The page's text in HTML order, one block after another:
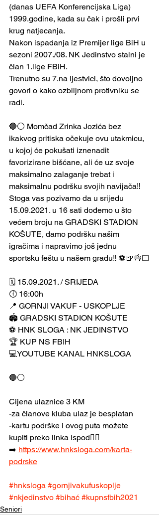
(danas UEFA Konferencijska Liga)
1999.godine, kada su čak i prošli prvi
krug natjecanja.
Nakon ispadanja iz Premijer lige BiH u
sezoni 2007./08. NK Jedinstvo stalni je
član 1.lige FBiH.
Trenutno su 7.na ljestvici, što dovoljno
govori o kako ozbiljnom protivniku se
radi.
🔴⚪ Momčad Zrinka Jozića bez
ikakvog pritiska očekuje ovu utakmicu,
u kojoj će pokušati iznenadit
favorizirane bišćane, ali će uz svoje
maksimalno zalaganje trebat i
maksimalnu podršku svojih navijača‼️
Stoga vas pozivamo da u srijedu
15.09.2021. u 16 sati dođemo u što
većem broju na GRADSKI STADION
KOŠUTE, damo podršku našim
igračima i napravimo još jednu
sportsku feštu u našem gradu‼️ ⚽️🍺👌🏻
🗓️ 15.09.2021. / SRIJEDA
🕕 16:00h
📍 GORNJI VAKUF - USKOPLJE
🏟️ GRADSKI STADION KOŠUTE
⚽ HNK SLOGA : NK JEDINSTVO
🏆 KUP NS FBIH
💻YOUTUBE KANAL HNKSLOGA
🔴⚪
Cijena ulaznice 3 KM
-za članove kluba ulaz je besplatan
-kartu podrške i ovog puta možete
kupiti preko linka ispod👇🏻
➡️ https://www.hnksloga.com/karta-
podrske
#hnksloga #gornjivakufuskoplje
#nkjedinstvo #bihać #kupnsfbih2021
Seniori